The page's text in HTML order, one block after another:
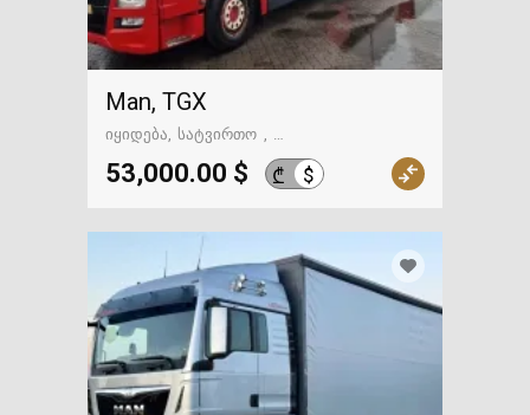
Man, TGX
იყიდება
სატვირთო
გზაში. საქართველოსკენ
53,000.00 $ ₾ $